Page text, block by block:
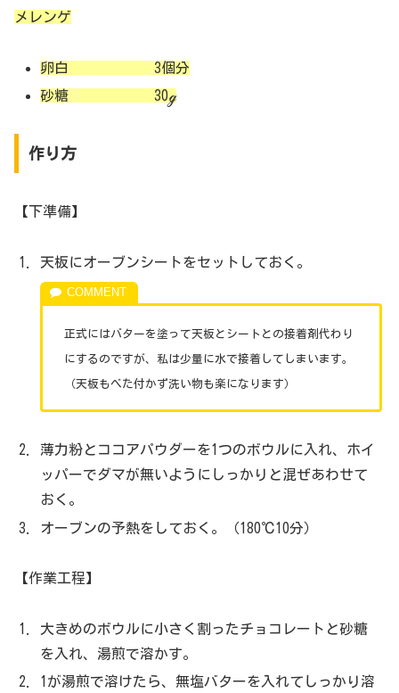
メレンゲ
卵白 3個分
砂糖 30ℊ
作り方
【下準備】
天板にオーブンシートをセットしておく。
正式にはバターを塗って天板とシートとの接着剤代わり
にするのですが、私は少量に水で接着してしまいます。
（天板もべた付かず洗い物も楽になります）
薄力粉とココアパウダーを1つのボウルに入れ、ホイ
ッパーでダマが無いようにしっかりと混ぜあわせて
おく。
オーブンの予熱をしておく。（180℃10分）
【作業工程】
大きめのボウルに小さく割ったチョコレートと砂糖
を入れ、湯煎で溶かす。
1が湯煎で溶けたら、無塩バターを入れてしっかり溶